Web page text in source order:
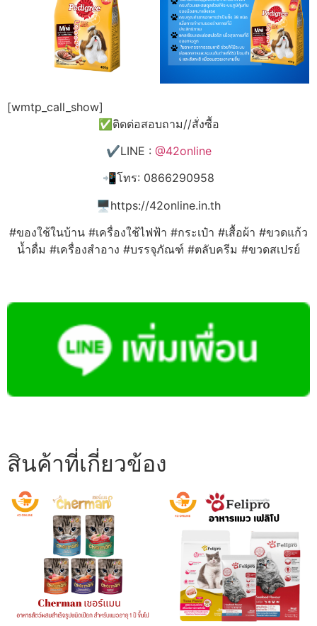
[wmtp_call_show]
✅ติดต่อสอบถาม//สั่งซื้อ
✔️LINE : @42online
📲โทร: 0866290958
🖥️https://42online.in.th
#ของใช้ในบ้าน #เครื่องใช้ไฟฟ้า #กระเป๋า #เสื้อผ้า #ขวดแก้ว
น้ำดื่ม #เครื่องสำอาง #บรรจุภัณฑ์ #ตลับครีม #ขวดสเปรย์
สินค้าที่เกี่ยวข้อง